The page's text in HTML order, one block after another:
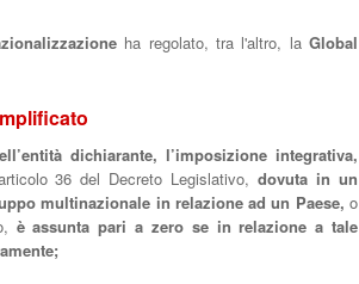
ha regolato, tra l'altro, laGlobal
dichiarante, l’imposizione integrativa,
36 del Decreto Legislativo,dovuta in un
multinazionale in relazione ad un Paese, o
è assunta pari a zero se in relazione a tale